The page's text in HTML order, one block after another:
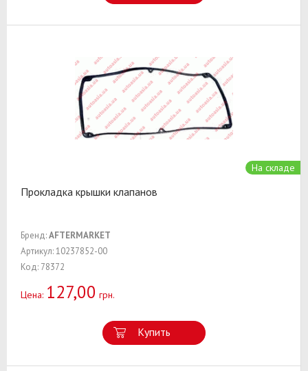
На складе
Прокладка крышки клапанов
Бренд:AFTERMARKET
Артикул: 10237852-00
Код: 78372
Цена: 127,00 грн.
Купить